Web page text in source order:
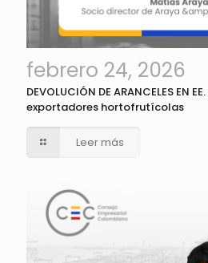
febrero 24, 2026
DEVOLUCIÓN DE ARANCELES EN
exportadores hortofrutícolas
Leer más